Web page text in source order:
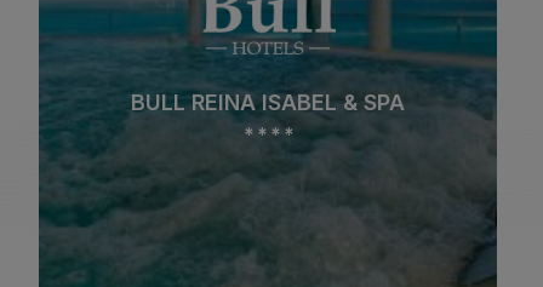
ISABEL & SPA
*
All-inclusive
Gezinnen
BULL COSTA
Strand
Stad